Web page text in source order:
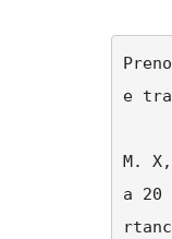
e
M.
a 20